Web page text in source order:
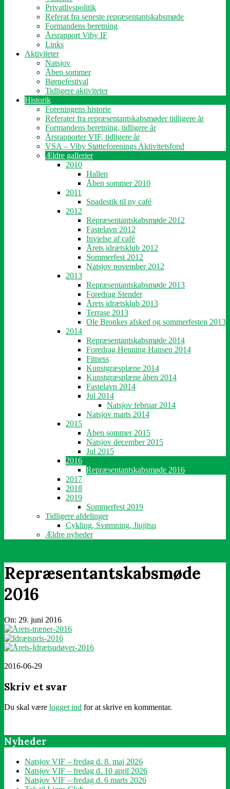
Privatlivspolitik
Referat fra seneste repræsentantskabsmøde
Formandens beretning
Årsrapport Viby IF
Links
Aktiviteter
Natsjov
Åben sommer
Børnefestival
Tidligere aktiviteter
Historik
Foreningens historie
Referater fra repræsentantskabsmøder tidligere år
Formandens beretning, tidligere år
Årsrapporter VIF, tidligere år
VSA – Viby Støtteforenings Aktivitetsfond
Ældre gallerier
2010
Hallen
Åben sommer 2010
2011
Spadestik til ny café
2012
Repræsentantskabsmøde 2012
Fastelavn 2012
Invielse af café
Årets idrætsklub 2012
Sommerfest 2012
Natsjov november 2012
2013
Repræsentantskabsmøde 2013
Foredrag Stender
Årets idrætsklub 2013
Terrase 2013
Ole Bronkes afsked og sommerfesten 2013
2014
Repræsentantskabsmøde 2014
Foredrag Henning Hansen 2014
Fitness
Kunstgræsplæne 2014
Kunstgræsplæne åben 2014
Fastelavn 2014
Jul 2014
Natsjov februar 2014
Natsjov marts 2014
2015
Åben sommer 2015
Natsjov december 2015
Jul 2015
2016
Repræsentantskabsmøde 2016
2017
2018
2019
Sommerfest 2019
Tidligere afdelinger
Cykling, Svømning, Jiujitsu
Ældre nyheder
Repræsentantskabsmøde
2016
On: 29. juni 2016
2016-06-29
Skriv et svar
Du skal være logget ind for at skrive en kommentar.
Nyheder
Natsjov VIF – fredag d. 8. maj 2026
Natsjov VIF – fredag d. 10 april 2026
Natsjov VIF – fredag d. 6 marts 2026